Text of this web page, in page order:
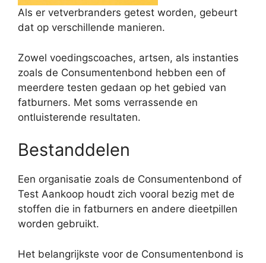
Als er vetverbranders getest worden, gebeurt
dat op verschillende manieren.
Zowel voedingscoaches, artsen, als instanties
zoals de Consumentenbond hebben een of
meerdere testen gedaan op het gebied van
fatburners. Met soms verrassende en
ontluisterende resultaten.
Bestanddelen
Een organisatie zoals de Consumentenbond of
Test Aankoop houdt zich vooral bezig met de
stoffen die in fatburners en andere dieetpillen
worden gebruikt.
Het belangrijkste voor de Consumentenbond is